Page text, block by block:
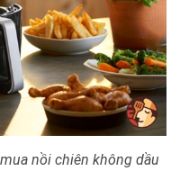
nồi chiên không dầu